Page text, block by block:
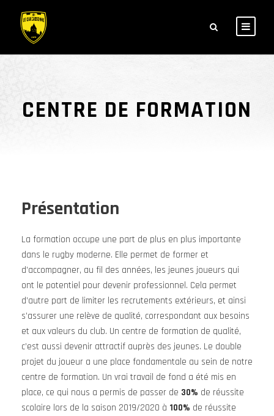
CENTRE DE FORMATION
Présentation
La formation occupe une part de plus en plus importante
dans le rugby moderne. Elle permet de former et
d’accompagner, au fil des années, les jeunes joueurs qui
ont le potentiel pour devenir professionnel. Cela permet
d’autre part de limiter les recrutements extérieurs, et ainsi
s’assurer une relève de qualité, correspondant aux besoins
et aux valeurs du club. Un centre de formation de qualité,
c’est aussi devenir attractif auprès des jeunes. Le double
projet du joueur a une place fondamentale au sein de notre
centre de formation. Un vrai travail de fond a été mis en
place, ce qui nous a permis de passer de 30% de réussite
scolaire lors de la saison 2019/2020 à 100% de réussite